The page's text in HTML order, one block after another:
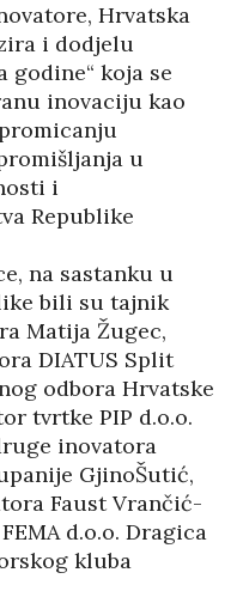
Hrvatska
i dodjelu
godine“ koja se
inovaciju kao
u
i
Republike
na sastanku u
bili su tajnik
Matija Žugec,
DIATUS Split
odbora Hrvatske
tvrtke PIP d.o.o.
inovatora
GjinoŠutić,
Faust Vrančić-
d.o.o. Dragica
kluba